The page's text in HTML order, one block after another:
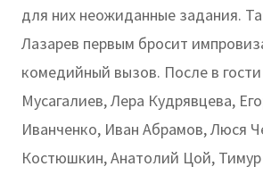
для них неожиданные задания.
Лазарев первым бросит
комедийный вызов. После в
Мусагалиев, Лера Кудрявцева,
Иванченко, Иван Абрамов, Люся
Костюшкин, Анатолий Цой, Тимур